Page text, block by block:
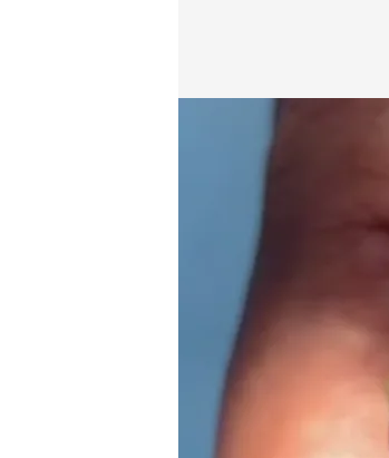
La Universidad de Nueva York
En las
La parte
Crece el
trastornos